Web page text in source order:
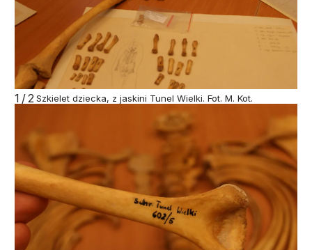
1/2Szkielet dziecka, z jaskini Tunel Wielki. Fot. M. Kot.